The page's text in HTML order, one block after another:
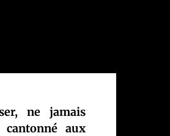
ne jamais
aux